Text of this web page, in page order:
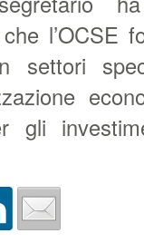
l’OCSE
settori
gli